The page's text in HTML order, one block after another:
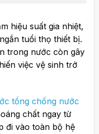
hiệu suất gia nhiệt,
tuổi thọ thiết bị.
trong nước còn gây
việc vệ sinh trở
tổng chống nước
chất ngay từ
đi vào toàn bộ hệ